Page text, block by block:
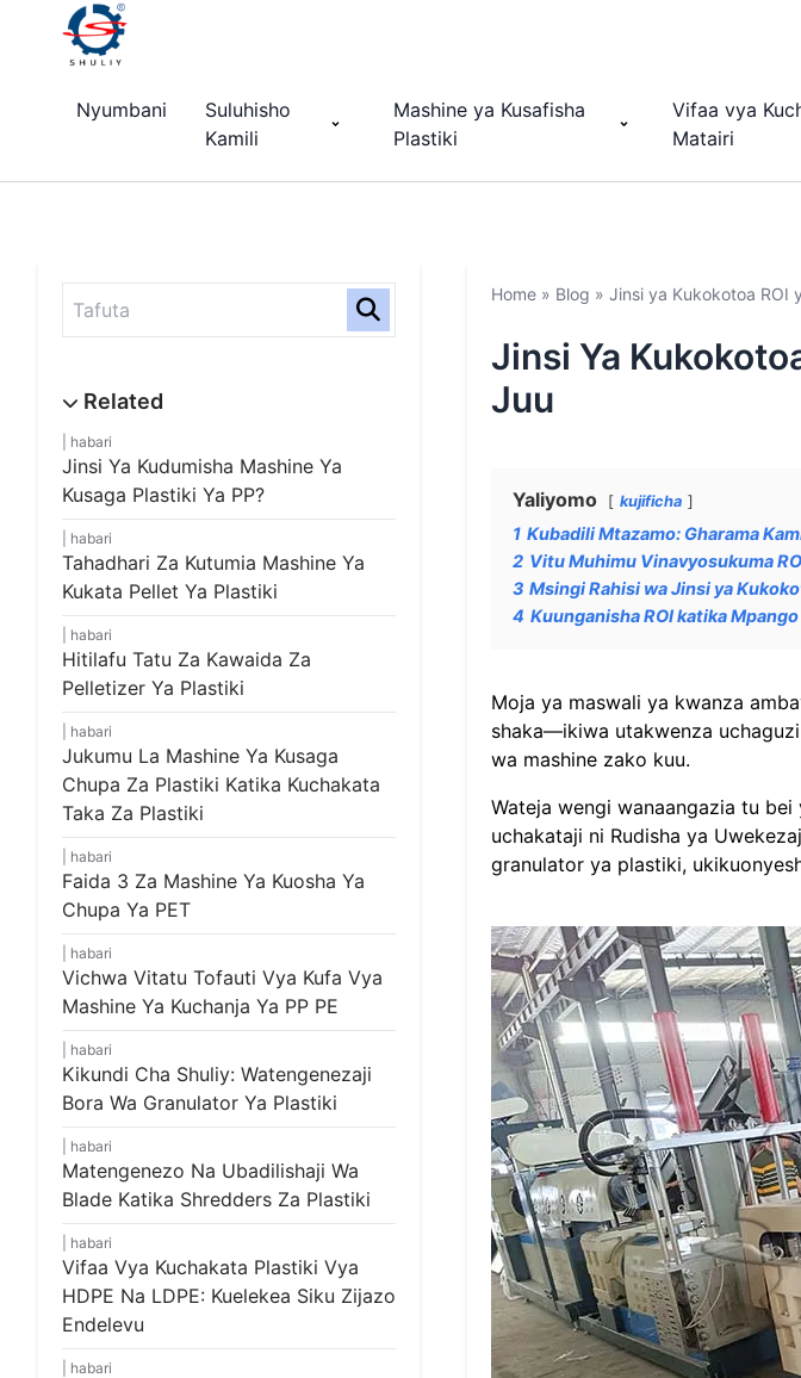
Nyumbani
Suluhisho
Kamili
Mashine ya Kusafisha
Plastiki
Vifaa vya
Matairi
habari
Jinsi Ya Kudumisha Mashine Ya
Kusaga Plastiki Ya PP?
habari
Tahadhari Za Kutumia Mashine Ya
Kukata Pellet Ya Plastiki
habari
Hitilafu Tatu Za Kawaida Za
Pelletizer Ya Plastiki
habari
Jukumu La Mashine Ya Kusaga
Chupa Za Plastiki Katika Kuchakata
Taka Za Plastiki
habari
Faida 3 Za Mashine Ya Kuosha Ya
Chupa Ya PET
habari
Vichwa Vitatu Tofauti Vya Kufa Vya
Mashine Ya Kuchanja Ya PP PE
habari
Kikundi Cha Shuliy: Watengenezaji
Bora Wa Granulator Ya Plastiki
habari
Matengenezo Na Ubadilishaji Wa
Blade Katika Shredders Za Plastiki
habari
Vifaa Vya Kuchakata Plastiki Vya
HDPE Na LDPE: Kuelekea Siku Zijazo
Endelevu
habari
Home » Blog » Jinsi ya Kukokotoa ROI
Jinsi Ya
Juu
Yaliyomo kujificha
1 Kubadili Mtazamo: Gharama
2 Vitu Muhimu Vinavyosukuma
3 Msingi Rahisi wa Jinsi ya
4 Kuunganisha ROI katika
Moja ya maswali ya kwanza
shaka—ikiwa utakwenza
wa mashine zako kuu.
Wateja wengi wanaangazia tu
uchakataji ni Rudisha ya
granulator ya plastiki,